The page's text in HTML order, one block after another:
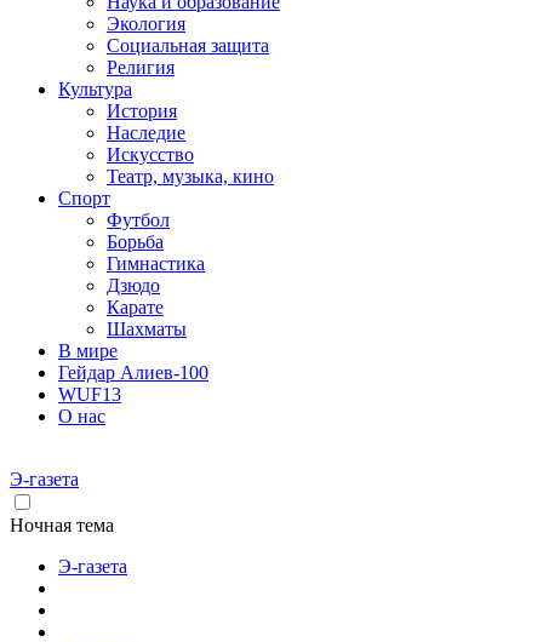
Экология
Социальная защита
Религия
Культура
История
Наследие
Искусство
Театр, музыка, кино
Спорт
Футбол
Борьба
Гимнастика
Дзюдо
Карате
Шахматы
В мире
Гейдар Алиев-100
WUF13
О нас
Э-газета
Ночная тема
Э-газета